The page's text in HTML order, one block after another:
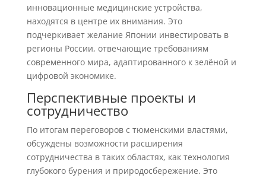
инновационные медицинские устройства,
находятся в центре их внимания. Это
подчеркивает желание Японии инвестировать в
регионы России, отвечающие требованиям
современного мира, адаптированного к зелёной и
цифровой экономике.
Перспективные проекты и
сотрудничество
По итогам переговоров с тюменскими властями,
обсуждены возможности расширения
сотрудничества в таких областях, как технология
глубокого бурения и природосбережение. Это